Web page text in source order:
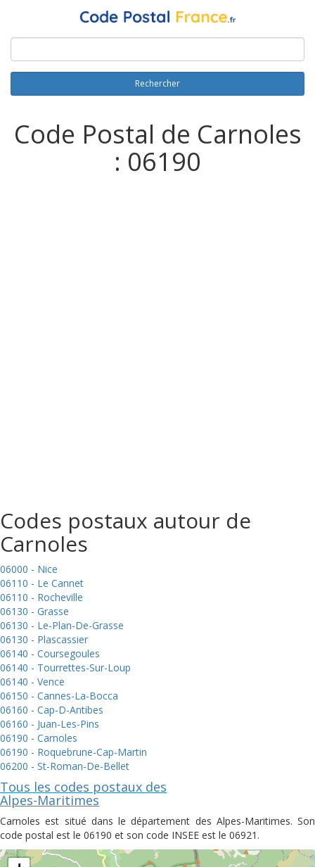
Rechercher
Code Postal de Carnoles
: 06190
Codes postaux autour de
Carnoles
06000 - Nice
06110 - Le Cannet
06110 - Rocheville
06130 - Grasse
06130 - Le-Plan-De-Grasse
06130 - Plascassier
06140 - Coursegoules
06140 - Tourrettes-Sur-Loup
06140 - Vence
06150 - Cannes-La-Bocca
06160 - Cap-D-Antibes
06160 - Juan-Les-Pins
06190 - Carnoles
06190 - Roquebrune-Cap-Martin
06200 - St-Roman-De-Bellet
Tous les codes postaux des
Alpes-Maritimes
Carnoles est situé dans le département des Alpes-Maritimes. Son
code postal est le 06190 et son code INSEE est le 06921.